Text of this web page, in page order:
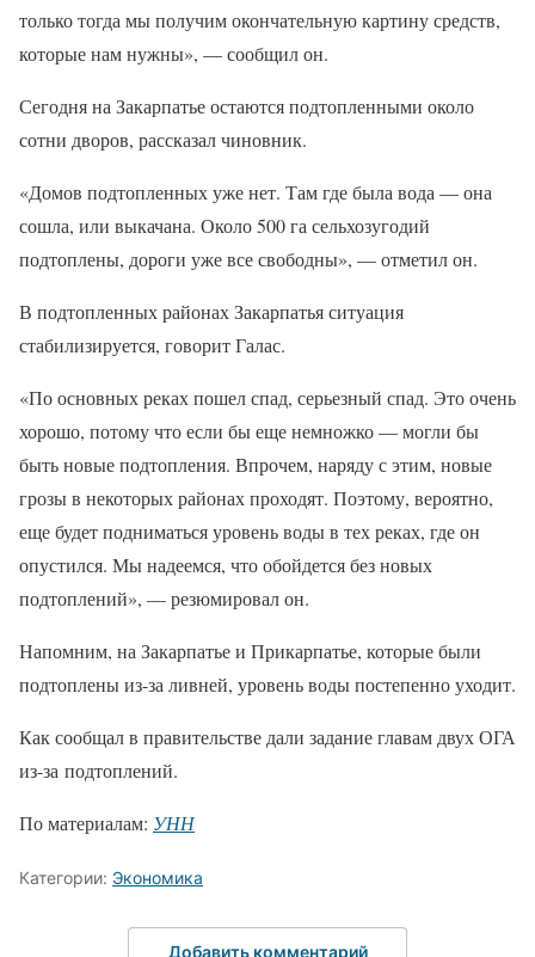
только тогда мы получим окончательную картину средств,
которые нам нужны», — сообщил он.
Сегодня на Закарпатье остаются подтопленными около
сотни дворов, рассказал чиновник.
«Домов подтопленных уже нет. Там где была вода — она
сошла, или выкачана. Около 500 га сельхозугодий
подтоплены, дороги уже все свободны», — отметил он.
В подтопленных районах Закарпатья ситуация
стабилизируется, говорит Галас.
«По основных реках пошел спад, серьезный спад. Это очень
хорошо, потому что если бы еще немножко — могли бы
быть новые подтопления. Впрочем, наряду с этим, новые
грозы в некоторых районах проходят. Поэтому, вероятно,
еще будет подниматься уровень воды в тех реках, где он
опустился. Мы надеемся, что обойдется без новых
подтоплений», — резюмировал он.
Напомним, на Закарпатье и Прикарпатье, которые были
подтоплены из-за ливней, уровень воды постепенно уходит.
Как сообщал в правительстве дали задание главам двух ОГА
из-за подтоплений.
По материалам: УНН
Категории: Экономика
Добавить комментарий